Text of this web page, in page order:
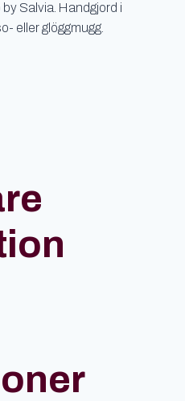
Salvia. Handgjord i
eller glöggmugg.